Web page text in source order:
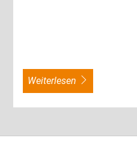
weiterlesen